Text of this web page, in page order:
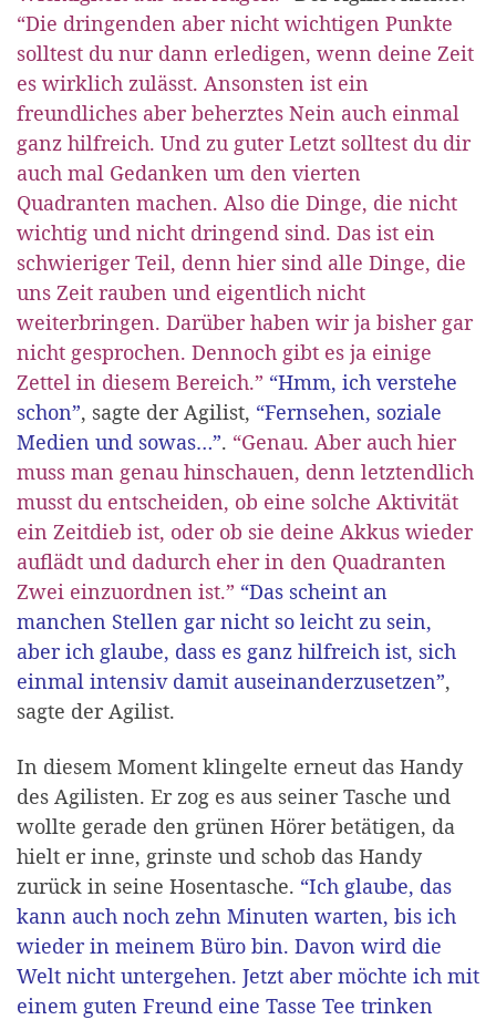
“Die dringenden aber nicht wichtigen Punkte
solltest du nur dann erledigen, wenn deine Zeit
es wirklich zulässt. Ansonsten ist ein
freundliches aber beherztes Nein auch einmal
ganz hilfreich. Und zu guter Letzt solltest du dir
auch mal Gedanken um den vierten
Quadranten machen. Also die Dinge, die nicht
wichtig und nicht dringend sind. Das ist ein
schwieriger Teil, denn hier sind alle Dinge, die
uns Zeit rauben und eigentlich nicht
weiterbringen. Darüber haben wir ja bisher gar
nicht gesprochen. Dennoch gibt es ja einige
Zettel in diesem Bereich.” “Hmm, ich verstehe
schon”, sagte der Agilist, “Fernsehen, soziale
Medien und sowas…”. “Genau. Aber auch hier
muss man genau hinschauen, denn letztendlich
musst du entscheiden, ob eine solche Aktivität
ein Zeitdieb ist, oder ob sie deine Akkus wieder
auflädt und dadurch eher in den Quadranten
Zwei einzuordnen ist.” “Das scheint an
manchen Stellen gar nicht so leicht zu sein,
aber ich glaube, dass es ganz hilfreich ist, sich
einmal intensiv damit auseinanderzusetzen”,
sagte der Agilist.
In diesem Moment klingelte erneut das Handy
des Agilisten. Er zog es aus seiner Tasche und
wollte gerade den grünen Hörer betätigen, da
hielt er inne, grinste und schob das Handy
zurück in seine Hosentasche. “Ich glaube, das
kann auch noch zehn Minuten warten, bis ich
wieder in meinem Büro bin. Davon wird die
Welt nicht untergehen. Jetzt aber möchte ich mit
einem guten Freund eine Tasse Tee trinken